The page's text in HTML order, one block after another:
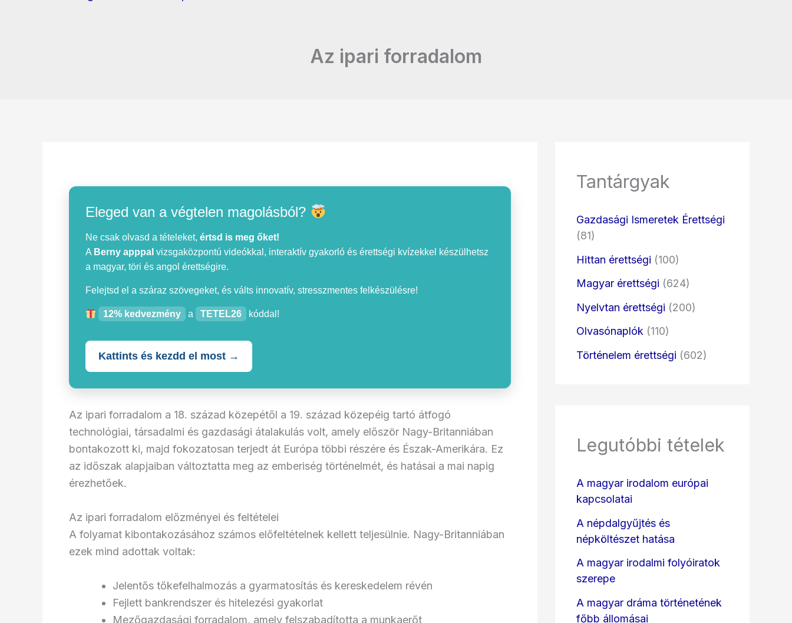
Az ipari forradalom
Eleged van a végtelen magolásból?
Ne csak olvasd a tételeket, értsd is meg őket!
A Berny apppal vizsgaközpontú videókkal, interaktív gyakorló és érettségi kvízekkel készülhetsz
a magyar, töri és angol érettségire.
Felejtsd el a száraz szövegeket, és válts innovatív, stresszmentes felkészülésre!
12% kedvezmény a TETEL26 kóddal!
Kattints és kezdd el most →
Az ipari forradalom a 18. század közepétől a 19. század közepéig tartó átfogó
technológiai, társadalmi és gazdasági átalakulás volt, amely először Nagy-Britanniában
bontakozott ki, majd fokozatosan terjedt át Európa többi részére és Észak-Amerikára. Ez
az időszak alapjaiban változtatta meg az emberiség történelmét, és hatásai a mai napig
érezhetőek.
Az ipari forradalom előzményei és feltételei
A folyamat kibontakozásához számos előfeltételnek kellett teljesülnie. Nagy-Britanniában
ezek mind adottak voltak:
Jelentős tőkefelhalmozás a gyarmatosítás és kereskedelem révén
Fejlett bankrendszer és hitelezési gyakorlat
Mezőgazdasági forradalom, amely felszabadította a munkaerőt
Tantárgyak
Gazdasági Ismeretek Érettségi
(81)
Hittan érettségi (100)
Magyar érettségi (624)
Nyelvtan érettségi (200)
Olvasónaplók (110)
Történelem érettségi (602)
Legutóbbi tételek
A magyar irodalom európai
kapcsolatai
A népdalgyűjtés és
népköltészet hatása
A magyar irodalmi folyóiratok
szerepe
A magyar dráma történetének
főbb állomásai